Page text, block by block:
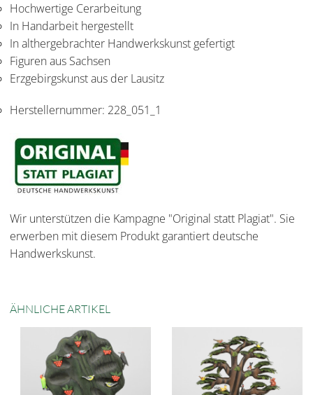
Hochwertige Cerarbeitung
In Handarbeit hergestellt
In althergebrachter Handwerkskunst gefertigt
Figuren aus Sachsen
Erzgebirgskunst aus der Lausitz
Herstellernummer: 228_051_1
Wir unterstützen die Kampagne "Original statt Plagiat". Sie
erwerben mit diesem Produkt garantiert deutsche
Handwerkskunst.
ÄHNLICHE ARTIKEL